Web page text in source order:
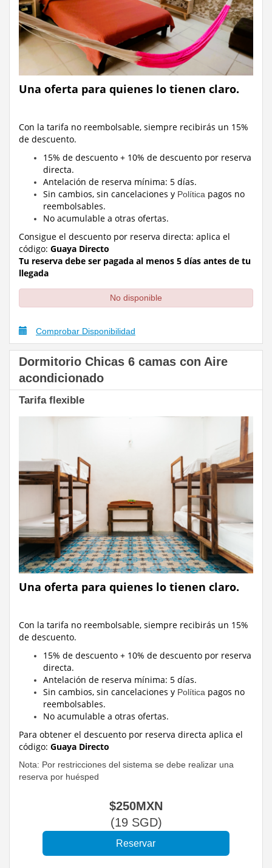
Una oferta para quienes lo tienen claro.
Con la tarifa no reembolsable, siempre recibirás un 15%
de descuento.
15% de descuento + 10% de descuento por reserva
directa.
Antelación de reserva mínima: 5 días.
Sin cambios, sin cancelaciones y Política pagos no
reembolsables.
No acumulable a otras ofertas.
Consigue el descuento por reserva directa: aplica el
código: Guaya Directo
Tu reserva debe ser pagada al menos 5 días antes de tu
llegada
No disponible
Comprobar Disponibilidad
Dormitorio Chicas 6 camas con Aire
acondicionado
Tarifa flexible
Una oferta para quienes lo tienen claro.
Con la tarifa no reembolsable, siempre recibirás un 15%
de descuento.
15% de descuento + 10% de descuento por reserva
directa.
Antelación de reserva mínima: 5 días.
Sin cambios, sin cancelaciones y Política pagos no
reembolsables.
No acumulable a otras ofertas.
Para obtener el descuento por reserva directa aplica el
código: Guaya Directo
Nota: Por restricciones del sistema se debe realizar una
reserva por huésped
$250MXN
(19SGD)